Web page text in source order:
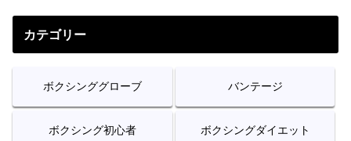
カテゴリー
ボクシンググローブ バンテージ
ボクシング初心者 ボクシングダイエット